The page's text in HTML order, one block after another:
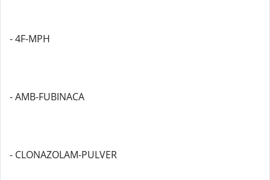
- 4F-MPH
- AMB-FUBINACA
- CLONAZOLAM-PULVER